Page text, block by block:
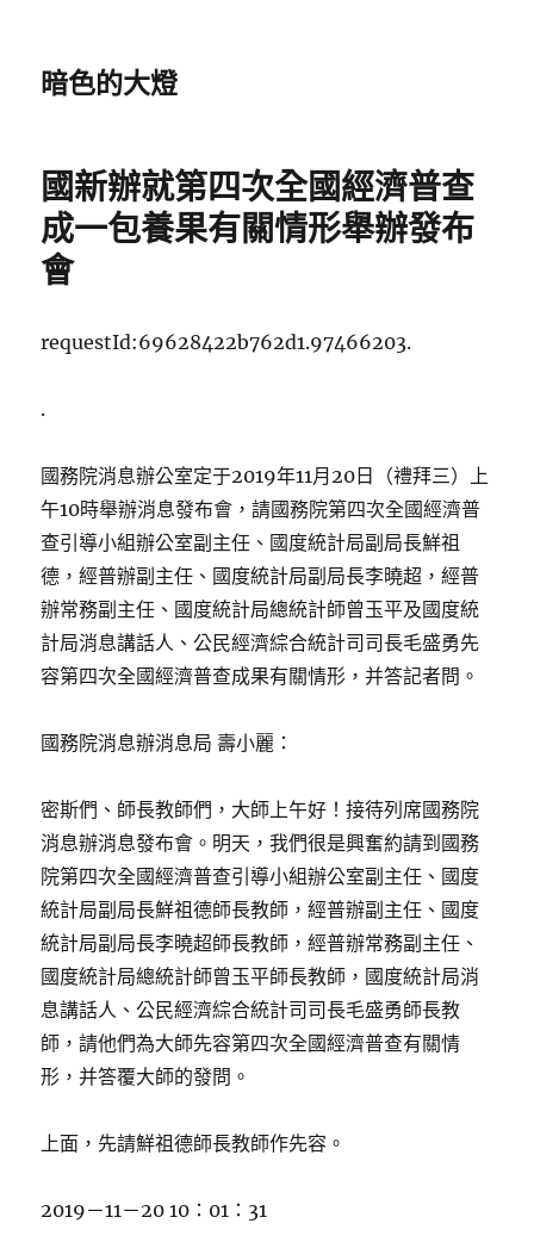
暗色的大燈
國新辦就第四次全國經濟普查
成一包養果有關情形舉辦發布
會
requestId:69628422b762d1.97466203.
.
國務院消息辦公室定于2019年11月20日（禮拜三）上
午10時舉辦消息發布會，請國務院第四次全國經濟普
查引導小組辦公室副主任、國度統計局副局長鮮祖
德，經普辦副主任、國度統計局副局長李曉超，經普
辦常務副主任、國度統計局總統計師曾玉平及國度統
計局消息講話人、公民經濟綜合統計司司長毛盛勇先
容第四次全國經濟普查成果有關情形，并答記者問。
國務院消息辦消息局 壽小麗：
密斯們、師長教師們，大師上午好！接待列席國務院
消息辦消息發布會。明天，我們很是興奮約請到國務
院第四次全國經濟普查引導小組辦公室副主任、國度
統計局副局長鮮祖德師長教師，經普辦副主任、國度
統計局副局長李曉超師長教師，經普辦常務副主任、
國度統計局總統計師曾玉平師長教師，國度統計局消
息講話人、公民經濟綜合統計司司長毛盛勇師長教
師，請他們為大師先容第四次全國經濟普查有關情
形，并答覆大師的發問。
上面，先請鮮祖德師長教師作先容。
2019－11－20 10：01：31